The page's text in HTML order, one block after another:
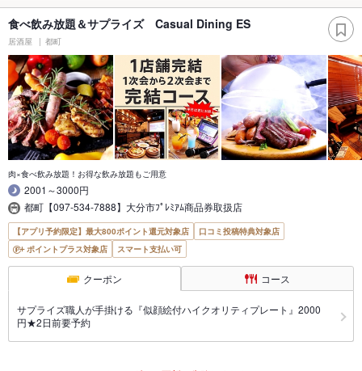
食べ飲み放題＆サプライズ Casual Dining ES
居酒屋 都町
肉×食べ飲み放題！お得な飲み放題もご用意
2001～3000円
都町【097-534-7888】大分市ﾌﾟﾚﾐｱﾑ商品券取扱店
【アプリ予約限定】最大800ポイント還元対象店
口コミ投稿特典対象店
ポイントプラス対象店
スマート支払い可
クーポン コース
サプライズ職人が手掛ける『似顔絵付ハイクオリティプレート』2000
円★2日前要予約